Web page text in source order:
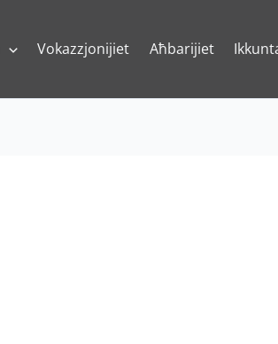
Vokazzjonijiet Aħbarijiet